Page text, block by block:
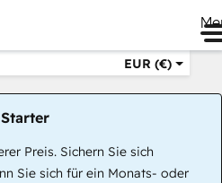
EUR (€)
Preis. Sichern Sie sich
Sie sich für ein Monats- oder